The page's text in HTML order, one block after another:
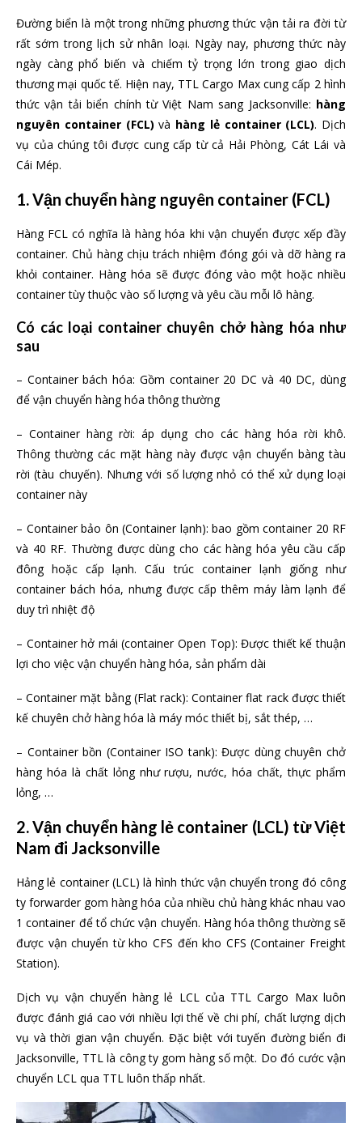
Đường biển là một trong những phương thức vận tải ra đời từ
rất sớm trong lịch sử nhân loại. Ngày nay, phương thức này
ngày càng phổ biến và chiếm tỷ trọng lớn trong giao dịch
thương mại quốc tế. Hiện nay, TTL Cargo Max cung cấp 2 hình
thức vận tải biển chính từ Việt Nam sang Jacksonville: hàng
nguyên container (FCL)và hàng lẻ container (LCL). Dịch
vụ của chúng tôi được cung cấp từ cả Hải Phòng, Cát Lái và
Cái Mép.
1. Vận chuyển hàng nguyên container (FCL)
Hàng FCL có nghĩa là hàng hóa khi vận chuyển được xếp đầy
container. Chủ hàng chịu trách nhiệm đóng gói và dỡ hàng ra
khỏi container. Hàng hóa sẽ được đóng vào một hoặc nhiều
container tùy thuộc vào số lượng và yêu cầu mỗi lô hàng.
Có các loại container chuyên chở hàng hóa như
sau
– Container bách hóa: Gồm container 20 DC và 40 DC, dùng
để vận chuyển hàng hóa thông thường
– Container hàng rời: áp dụng cho các hàng hóa rời khô.
Thông thường các mặt hàng này được vận chuyển bàng tàu
rời (tàu chuyến). Nhưng với số lượng nhỏ có thể xử dụng loại
container này
– Container bảo ôn (Container lạnh): bao gồm container 20 RF
và 40 RF. Thường được dùng cho các hàng hóa yêu cầu cấp
đông hoặc cấp lạnh. Cấu trúc container lạnh giống như
container bách hóa, nhưng được cấp thêm máy làm lạnh để
duy trì nhiệt độ
– Container hở mái (container Open Top): Được thiết kế thuận
lợi cho việc vận chuyển hàng hóa, sản phẩm dài
– Container mặt bằng (Flat rack): Container flat rack được thiết
kế chuyên chở hàng hóa là máy móc thiết bị, sắt thép, …
– Container bồn (Container ISO tank): Được dùng chuyên chở
hàng hóa là chất lỏng như rượu, nước, hóa chất, thực phẩm
lỏng, …
2. Vận chuyển hàng lẻ container (LCL) từ Việt
Nam đi Jacksonville
Hảng lẻ container (LCL) là hình thức vận chuyển trong đó công
ty forwarder gom hàng hóa của nhiều chủ hàng khác nhau vao
1 container để tổ chức vận chuyển. Hàng hóa thông thường sẽ
được vận chuyển từ kho CFS đến kho CFS (Container Freight
Station).
Dịch vụ vận chuyển hàng lẻ LCL của TTL Cargo Max luôn
được đánh giá cao với nhiều lợi thế về chi phí, chất lượng dịch
vụ và thời gian vận chuyển. Đặc biệt với tuyến đường biển đi
Jacksonville, TTL là công ty gom hàng số một. Do đó cước vận
chuyển LCL qua TTL luôn thấp nhất.